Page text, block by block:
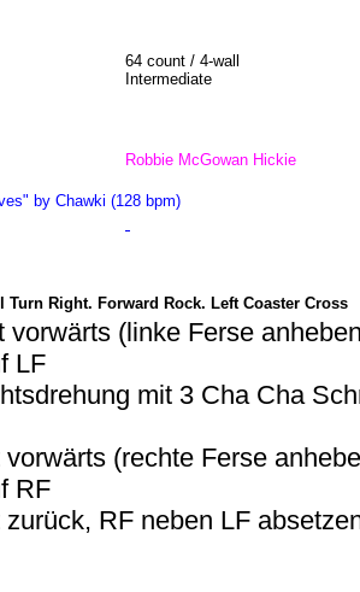
64 count / 4-wall
Intermediate
Robbie McGowan Hickie
by Chawki (128 bpm)
Turn Right. Forward Rock. Left Coaster Cross
vorwärts (linke Ferse
LF
mit 3 Cha Cha
vorwärts (rechte Ferse
RF
zurück, RF neben LF